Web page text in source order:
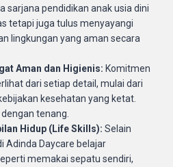
sarjana pendidikan anak usia dini
tetapi juga tulus menyayangi
lingkungan yang aman secara
Aman dan Higienis: Komitmen
dari setiap detail, mulai dari
kesehatan yang ketat.
tenang.
Hidup (Life Skills): Selain
Adinda Daycare belajar
memakai sepatu sendiri,